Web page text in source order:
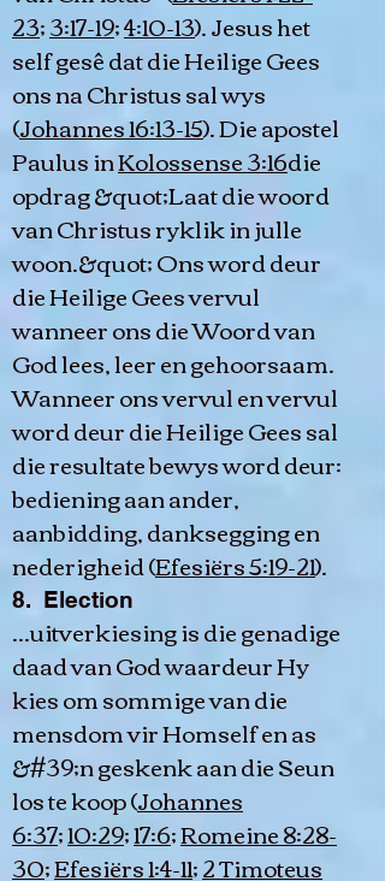
23;3:17-19;4:10-13). Jesus het
self gesê dat die Heilige Gees
ons na Christus sal wys
(Johannes 16:13-15). Die apostel
Paulus inKolossense 3:16die
opdrag &quot;Laat die woord
van Christus ryklik in julle
woon.&quot; Ons word deur
die Heilige Gees vervul
wanneer ons die Woord van
God lees, leer en gehoorsaam.
Wanneer ons vervul en vervul
word deur die Heilige Gees sal
die resultate bewys word deur:
bediening aan ander,
aanbidding, danksegging en
nederigheid (Efesiërs 5:19-21).
8. Election
...uitverkiesing is die genadige
daad van God waardeur Hy
kies om sommige van die
mensdom vir Homself en as
&#39;n geskenk aan die Seun
los te koop (Johannes
6:37;10:29;17:6;Romeine 8:28-
30;Efesiërs 1:4-11;2 Timoteus